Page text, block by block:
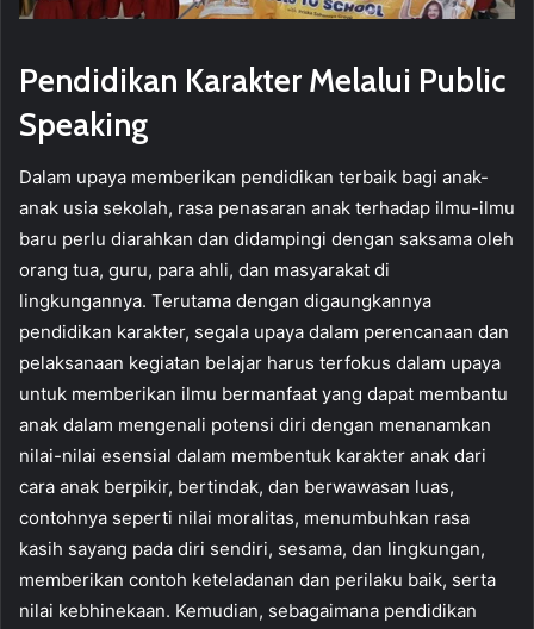
Pendidikan Karakter Melalui Public
Speaking
Dalam upaya memberikan pendidikan terbaik bagi anak-
anak usia sekolah, rasa penasaran anak terhadap ilmu-ilmu
baru perlu diarahkan dan didampingi dengan saksama oleh
orang tua, guru, para ahli, dan masyarakat di
lingkungannya. Terutama dengan digaungkannya
pendidikan karakter, segala upaya dalam perencanaan dan
pelaksanaan kegiatan belajar harus terfokus dalam upaya
untuk memberikan ilmu bermanfaat yang dapat membantu
anak dalam mengenali potensi diri dengan menanamkan
nilai-nilai esensial dalam membentuk karakter anak dari
cara anak berpikir, bertindak, dan berwawasan luas,
contohnya seperti nilai moralitas, menumbuhkan rasa
kasih sayang pada diri sendiri, sesama, dan lingkungan,
memberikan contoh keteladanan dan perilaku baik, serta
nilai kebhinekaan. Kemudian, sebagaimana pendidikan